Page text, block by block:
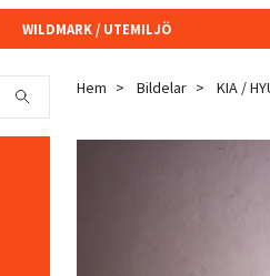
WILDMARK / UTEMILJÖ
Hem Bildelar KIA /